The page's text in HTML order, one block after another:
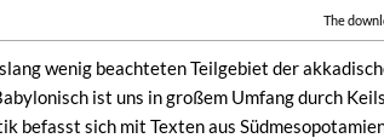
The
wenig beachteten Teilgebiet der
ist uns in großem Umfang durch
sich mit Texten aus